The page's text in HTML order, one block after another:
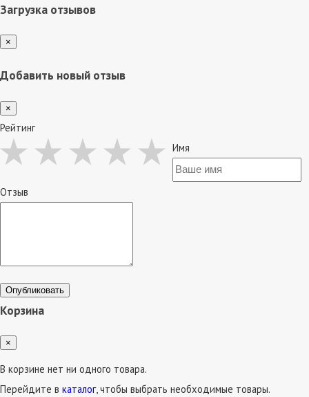
Загрузка отзывов
×
Добавить новый отзыв
×
Рейтинг
Имя
Отзыв
Опубликовать
Корзина
×
В корзине нет ни одного товара.
Перейдите в каталог, чтобы выбрать необходимые товары.